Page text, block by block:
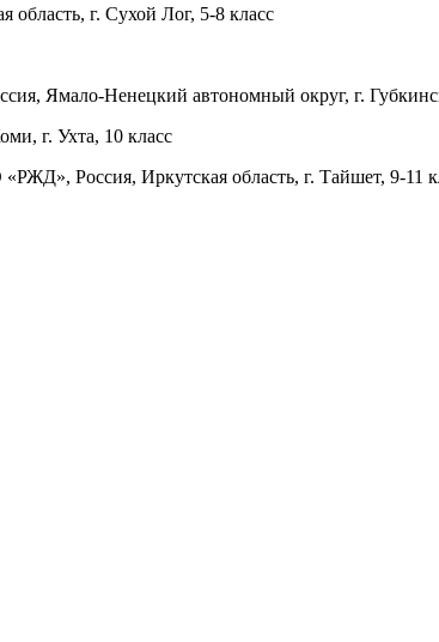
г. Сухой Лог, 5-8 класс
Ямало-Ненецкий автономный округ, г.
г. Ухта, 10 класс
Россия, Иркутская область, г. Тайшет, 9-11